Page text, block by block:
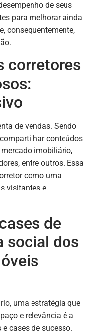
de seus
para melhorar ainda
consequentemente,
corretores
de vendas. Sendo
conteúdos
imobiliário,
entre outros. Essa
como uma
visitantes e
de
social dos
uma estratégia que
e relevância é a
cases de sucesso.